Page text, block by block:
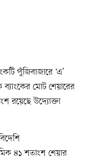
পুঁজিবাজারে ‘এ’
ব্যাংকের মোট শেয়ারের
রয়েছে উদ্যোক্তা
৪১ শতাংশ শেয়ার